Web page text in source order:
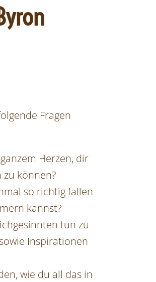
Fragen
Herzen, dir
können?
so richtig fallen
kannst?
tun zu
Inspirationen
wie du all das in